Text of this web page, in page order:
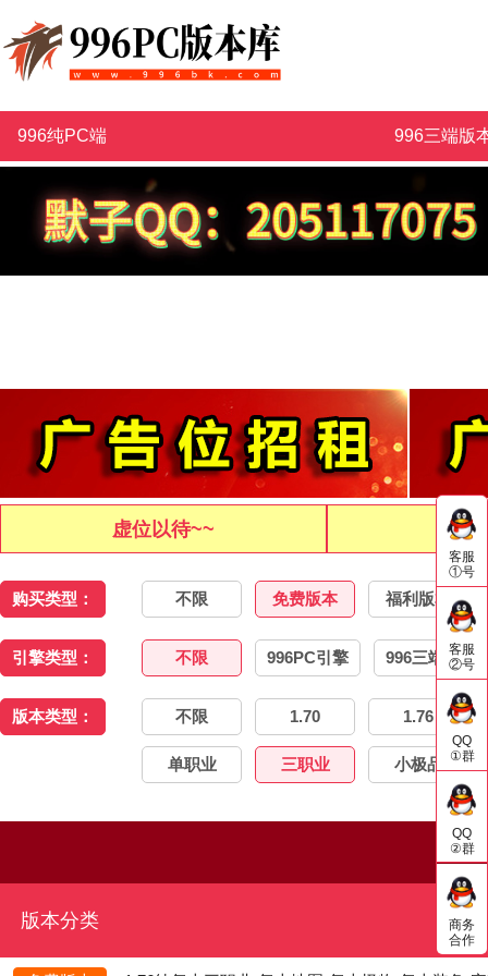
客服
①号
客服
②号
QQ
①群
QQ
②群
商务
合作
996纯PC端 996三端版
虚位以待~~ 虚位
购买类型： 不限 免费版本 福利版本
引擎类型： 不限 996PC引擎 996三端引擎
版本类型： 不限 1.70 1.76
单职业 三职业 小极品
版本分类